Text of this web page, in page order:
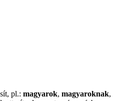
pl.: magyarok, magyaroknak,